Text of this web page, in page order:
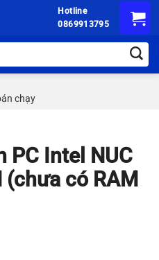
Hotline
0869913795
chạy
PC Intel NUC
(chưa có RAM